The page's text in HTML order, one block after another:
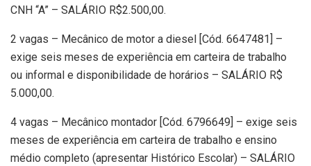
CNH “A” – SALÁRIO R$2.500,00.
2 vagas – Mecânico de motor a diesel [Cód. 6647481] –
exige seis meses de experiência em carteira de trabalho
ou informal e disponibilidade de horários – SALÁRIO R$
5.000,00.
4 vagas – Mecânico montador [Cód. 6796649] – exige seis
meses de experiência em carteira de trabalho e ensino
médio completo (apresentar Histórico Escolar) – SALÁRIO